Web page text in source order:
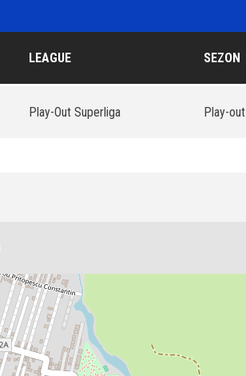
LEAGUE SEZON
Play-Out Superliga Play-